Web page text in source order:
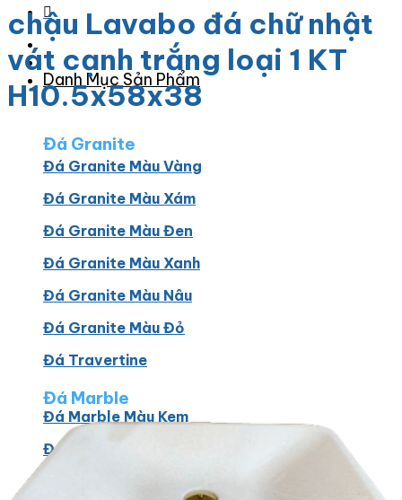
Danh Mục Sản Phẩm
Đá Granite
Đá Granite Màu Vàng
Đá Granite Màu Xám
Đá Granite Màu Đen
Đá Granite Màu Xanh
Đá Granite Màu Nâu
Đá Granite Màu Đỏ
Đá Travertine
Đá Marble
Đá Marble Màu Kem
Đá Marble Màu Nâu
chậu Lavabo đá chữ nhật
vát cạnh trắng loại 1 KT
H10.5x58x38